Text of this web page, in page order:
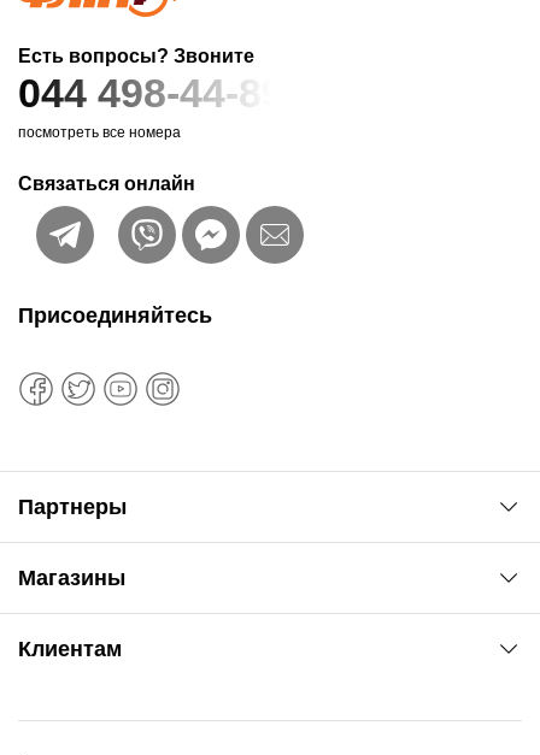
Есть вопросы? Звоните
044 498-44-89
посмотреть все номера
Связаться онлайн
Магазины
ул. Рабочая, 2-а
Клиентам
Присоединяйтесь
Партнеры